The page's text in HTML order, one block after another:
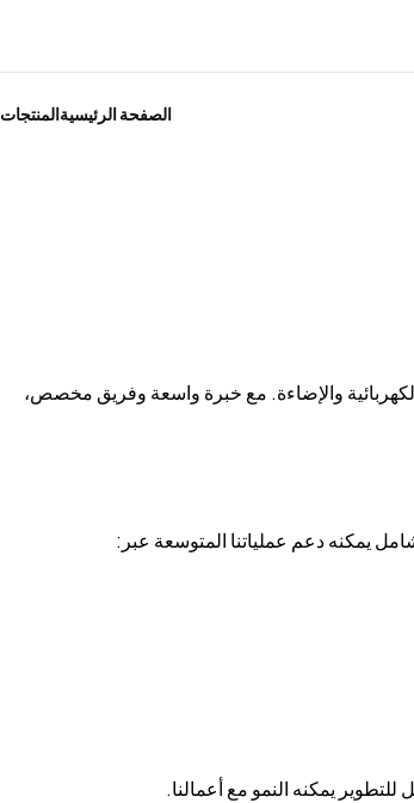
الصفحة الرئيسيةالمنتجات
والإضاءة. مع خبرة واسعة وفريق مخصص،
يمكنه دعم عملياتنا المتوسعة عبر:
للتطوير يمكنه النمو مع أعمالنا.